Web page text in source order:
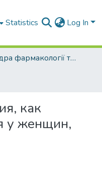
Statistics Log In
Кафедра фармакології та медичної рецептури
как
у женщин,